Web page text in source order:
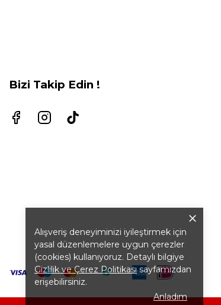
Alışveriş deneyiminizi iyileştirmek için
yasal düzenlemelere uygun çerezler
(cookies) kullanıyoruz. Detaylı bilgiye
Gizlilik ve Çerez Politikasısayfamızdan
erişebilirsiniz.
Anladım
Bizi Takip Edin !